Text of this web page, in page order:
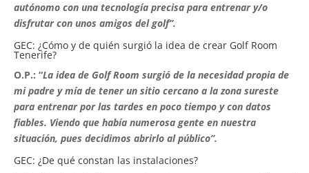
autónomo con una tecnología precisa para entrenar y/o
disfrutar con unos amigos del golf”.
GEC: ¿Cómo y de quién surgió la idea de crear Golf Room
Tenerife?
O.P.: “La idea de Golf Room surgió de la necesidad propia de
mi padre y mía de tener un sitio cercano a la zona sureste
para entrenar por las tardes en poco tiempo y con datos
fiables. Viendo que había numerosa gente en nuestra
situación, pues decidimos abrirlo al público”.
GEC: ¿De qué constan las instalaciones?